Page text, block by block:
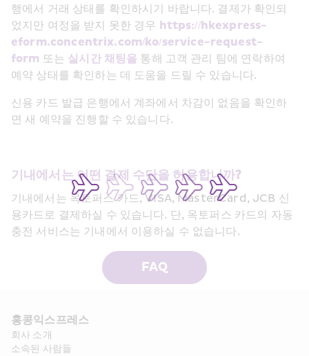
행에서 거래 상태를 확인하시기 바랍니다. 결제가 확인되
었지만 여정을 받지 못한 경우 https://hkexpress-
eform.concentrix.com/ko/service-request-
form 또는 실시간 채팅을 통해 고객 관리 팀에 연락하여
예약 상태를 확인하는 데 도움을 드릴 수 있습니다.
신용 카드 발급 은행에서 계좌에서 차감이 없음을 확인하
면 새 예약을 진행할 수 있습니다.
기내에서는 어떤 결제 수단을 허용합니까?
기내에서는 옥토퍼스 카드, VISA, MasterCard, JCB 신
용카드로 결제하실 수 있습니다. 단, 옥토퍼스 카드의 자동
충전 서비스는 기내에서 이용하실 수 없습니다.
FAQ
홍콩익스프레스​
회사 소개​
소속된 사람들